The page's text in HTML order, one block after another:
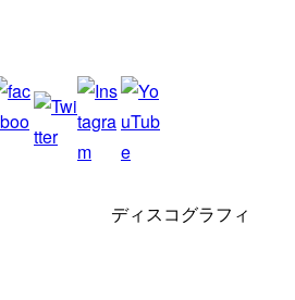
2025年8月
2025年7月
2025年5月
ディスコグラフィ